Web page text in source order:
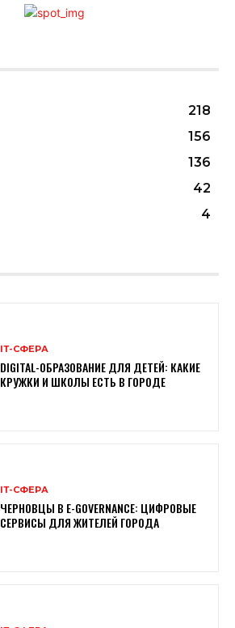
218
156
136
42
4
ІТ-СФЕРА
DIGITAL-ОБРАЗОВАНИЕ ДЛЯ ДЕТЕЙ: КАКИЕ
КРУЖКИ И ШКОЛЫ ЕСТЬ В ГОРОДЕ
ІТ-СФЕРА
ЧЕРНОВЦЫ В E-GOVERNANCE: ЦИФРОВЫЕ
СЕРВИСЫ ДЛЯ ЖИТЕЛЕЙ ГОРОДА